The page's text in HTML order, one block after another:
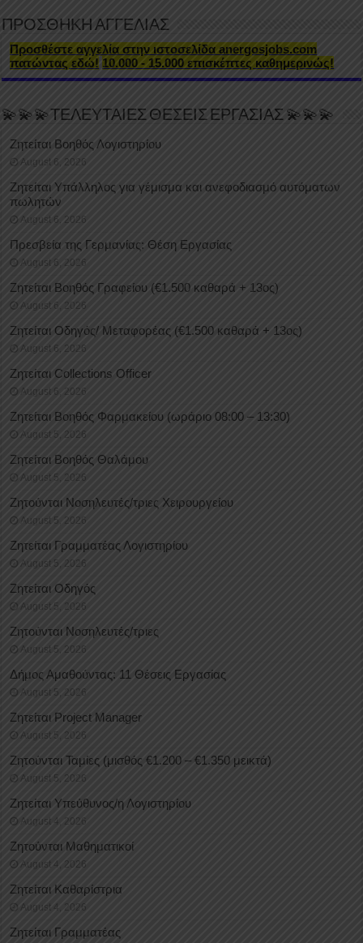
ΠΡΟΣΘΗΚΗ ΑΓΓΕΛΙΑΣ
Προσθέστε αγγελία στην ιστοσελίδα anergosjobs.com
πατώντας εδώ! 10.000 - 15.000 επισκέπτες καθημερινώς!
💫💫💫ΤΕΛΕΥΤΑΙΕΣ ΘΕΣΕΙΣ ΕΡΓΑΣΙΑΣ 💫💫💫
Ζητείται Βοηθός Λογιστηρίου
August 6, 2026
Ζητείται Υπάλληλος για γέμισμα και ανεφοδιασμό αυτόματων
πωλητών
August 6, 2026
Πρεσβεία της Γερμανίας: Θέση Εργασίας
August 6, 2026
Ζητείται Βοηθός Γραφείου (€1.500 καθαρά + 13ος)
August 6, 2026
Ζητείται Οδηγός/ Μεταφορέας (€1.500 καθαρά + 13ος)
August 6, 2026
Ζητείται Collections Officer
August 6, 2026
Ζητείται Βοηθός Φαρμακείου (ωράριο 08:00 – 13:30)
August 5, 2026
Ζητείται Βοηθός Θαλάμου
August 5, 2026
Ζητούνται Νοσηλευτές/τριες Χειρουργείου
August 5, 2026
Ζητείται Γραμματέας Λογιστηρίου
August 5, 2026
Ζητείται Οδηγός
August 5, 2026
Ζητούνται Νοσηλευτές/τριες
August 5, 2026
Δήμος Αμαθούντας: 11 Θέσεις Εργασίας
August 5, 2026
Ζητείται Project Manager
August 5, 2026
Ζητούνται Ταμίες (μισθός €1.200 – €1.350 μεικτά)
August 5, 2026
Ζητείται Υπεύθυνος/η Λογιστηρίου
August 4, 2026
Ζητούνται Μαθηματικοί
August 4, 2026
Ζητείται Καθαρίστρια
August 4, 2026
Ζητείται Γραμματέας